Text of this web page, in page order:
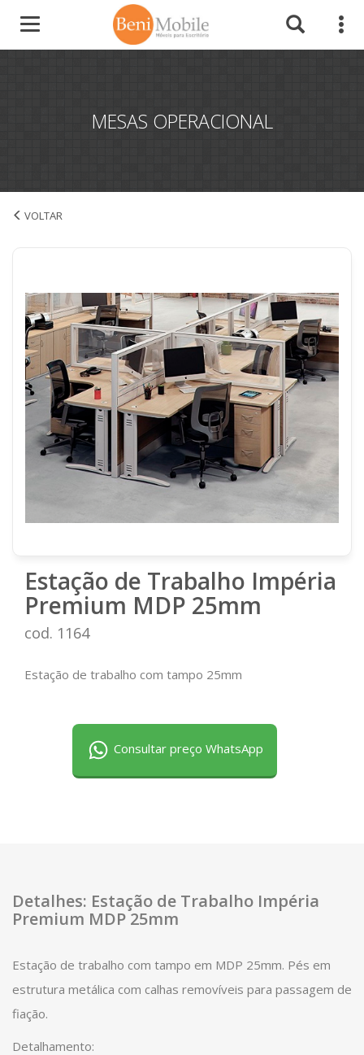
MESAS OPERACIONAL
Mesas Operacional
Estação de Trabalho Impéria
Premium MDP 25mm
cod. 1164
Estação de trabalho com tampo 25mm
Consultar preço WhatsApp
Detalhes: Estação de Trabalho Impéria
Premium MDP 25mm
Estação de trabalho com tampo em MDP 25mm. Pés em
estrutura metálica com calhas removíveis para passagem de
fiação.
Detalhamento: